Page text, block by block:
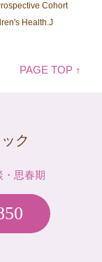
Cohort
Health.J
PAGE TOP ↑
ク
思春期